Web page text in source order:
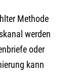
Methode
werden
oder
kann